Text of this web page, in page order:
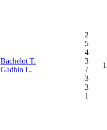
Bachelot T.
Gadbin L.
2
5
4
3
/
3
3
1